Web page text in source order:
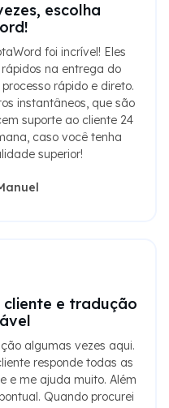
escolha
foi incrível! Eles
na entrega do
rápido e direto.
instantâneos, que são
suporte ao cliente 24
caso você tenha
superior!
e tradução
algumas vezes aqui.
responde todas as
e me ajuda muito. Além
Quando procurei